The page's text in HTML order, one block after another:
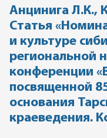
Анцинига Л.К.,
Статья
и культуре
региональной
конференции
посвященной
основания
краеведения.